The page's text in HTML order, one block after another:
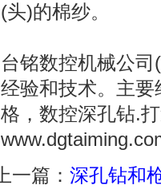
(头)的棉纱。
台铭数控机械公
经验和技术。主要
格，数控深孔钻.
上一篇： 深孔钻和